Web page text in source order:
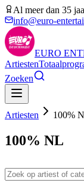
Al meer dan 35
info@euro-
EURO
Artiesten
Zoeken
Artiesten 100%
100% NL